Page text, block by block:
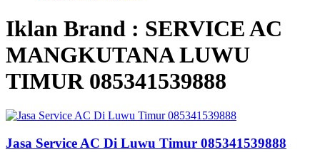
Iklan Brand : SERVICE AC
MANGKUTANA LUWU
TIMUR 085341539888
Jasa Service AC Di Luwu Timur 085341539888